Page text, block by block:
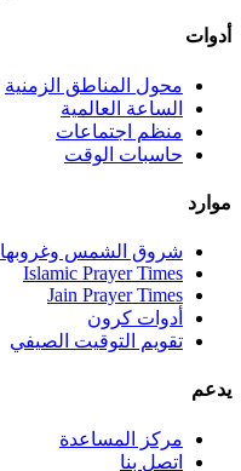
أدوات
محول المناطق الزمنية
الساعة العالمية
منظم اجتماعات
حاسبات الوقت
موارد
شروق الشمس وغروبها
Islamic Prayer Times
Jain Prayer Times
أدوات كرون
تقويم التوقيت الصيفي
يدعم
مركز المساعدة
اتصل بنا